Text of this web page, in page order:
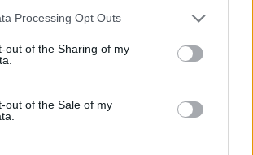
Processing Opt Outs
out of the Sharing of my
out of the Sale of my
„türelmes tőkét” igénylő
például az energiahálózatokra
kockázatú növekedési ágazatokra,